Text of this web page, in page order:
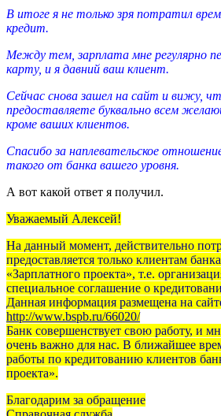
В итоге я не только зря потратил
кредит.
Между тем, зарплата мне регулярно
карту, и я давний ваш клиент.
Сейчас снова зашел на сайт и вижу,
предоставляете буквально всем
кроме ваших клиентов.
Спасибо за наплевательское
такого от банка вашего уровня.
А вот какой ответ я получил.
Уважаемый Алексей!
На данный момент, действительно
предоставляется только клиентам
«Зарплатного проекта», т.е.
специальное соглашение о
Данная информация размещена на
http://www.bspb.ru/66020/
Банк совершенствует свою работу, и
очень важно для нас. В ближайшее
работы по кредитованию клиентов
проекта».
Благодарим за обращение